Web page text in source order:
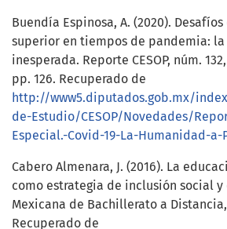
Buendía Espinosa, A. (2020).
superior en tiempos de pandemia:
inesperada. Reporte CESOP, núm.
pp. 126. Recuperado de
http://www5.diputados.gob.mx/
de-Estudio/CESOP/Novedades/
Especial.-Covid-19-La-Humanidad-a-
Cabero Almenara, J. (2016). La
como estrategia de inclusión social
Mexicana de Bachillerato a Distancia,
Recuperado de